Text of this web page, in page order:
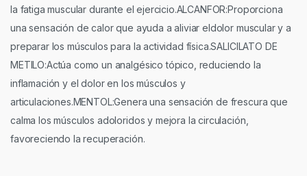
la fatiga muscular durante el ejercicio.ALCANFOR:Proporciona
una sensación de calor que ayuda a aliviar eldolor muscular y a
preparar los músculos para la actividad física.SALICILATO DE
METILO:Actúa como un analgésico tópico, reduciendo la
inflamación y el dolor en los músculos y
articulaciones.MENTOL:Genera una sensación de frescura que
calma los músculos adoloridos y mejora la circulación,
favoreciendo la recuperación.